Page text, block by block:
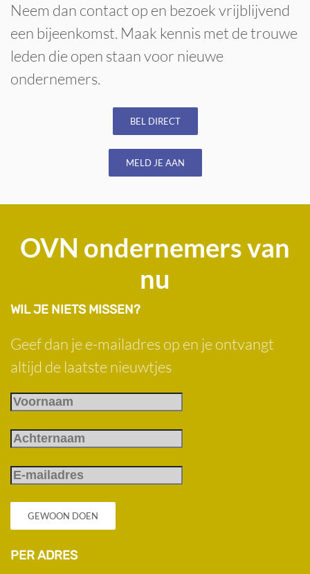
Neem dan contact op en bezoek vrijblijvend
een bijeenkomst. Maak kennis met de trouwe
leden die open staan voor nieuwe
ondernemers.
BEL DIRECT
MELD JE AAN
OVN ondernemers van
nu
WIL JE NIETS MISSEN?
Geef dan je e-mailadres op en je ontvangt
altijd de laatste nieuwtjes
GEWOON DOEN
PER ADRES